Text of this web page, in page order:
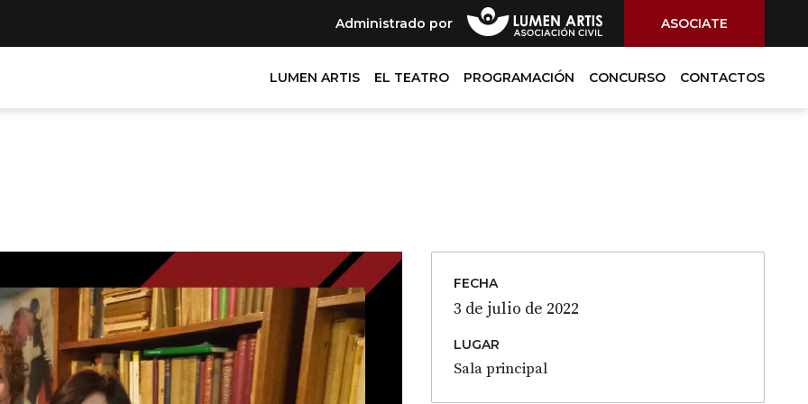
Administrado por ASOCIATE
LUMEN ARTIS EL TEATRO PROGRAMACIÓN CONCURSO CONTACTOS
FECHA
3 de julio de 2022
LUGAR
Sala principal